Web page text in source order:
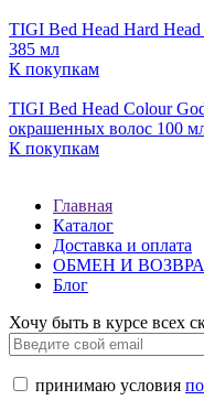
TIGI Bed Head Hard
385 мл
К покупкам
TIGI Bed Head Colour
окрашенных волос 100
К покупкам
Главная
Каталог
Доставка и оплата
ОБМЕН И
Блог
Хочу быть в курсе всех
принимаю условия